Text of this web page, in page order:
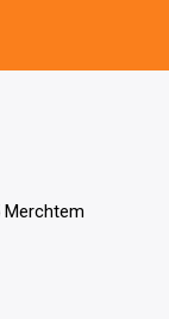
Merchtem